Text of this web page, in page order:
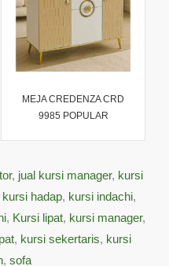
MEJA CREDENZA CRD
9985 POPULAR
, jual kursi manager, kursi
kursi hadap, kursi indachi,
, Kursi lipat, kursi manager,
, kursi sekertaris, kursi
, sofa